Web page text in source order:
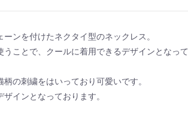
ンを付けたネクタイ型のネックレス。
うことで、クールに着用できるデザインとなって
の刺繍をはいっており可愛いです。
インとなっております。